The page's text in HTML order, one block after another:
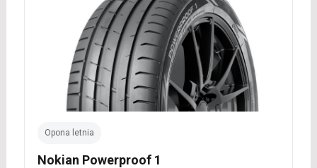
Opona letnia
Nokian Powerproof 1